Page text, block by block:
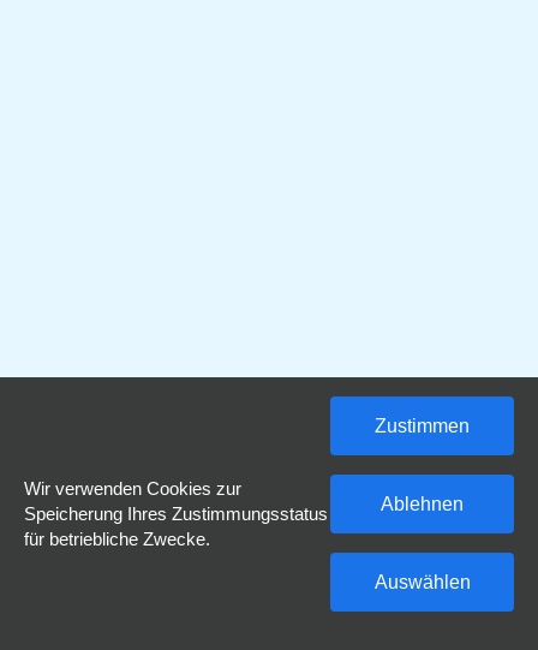
Wir verwenden Cookies zur
Speicherung Ihres Zustimmungsstatus
für betriebliche Zwecke.
Zustimmen
Ablehnen
Auswählen